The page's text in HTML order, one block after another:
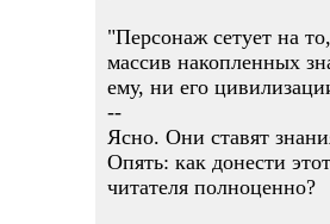
"Персонаж сетует на
массив накопленных
ему, ни его
--
Ясно. Они ставят
Опять: как донести
читателя полноценно?